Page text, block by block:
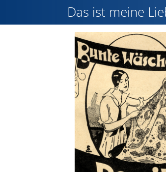
Home
Einst und Heute
Marken
Konzerne
Epoche
Das ist meine